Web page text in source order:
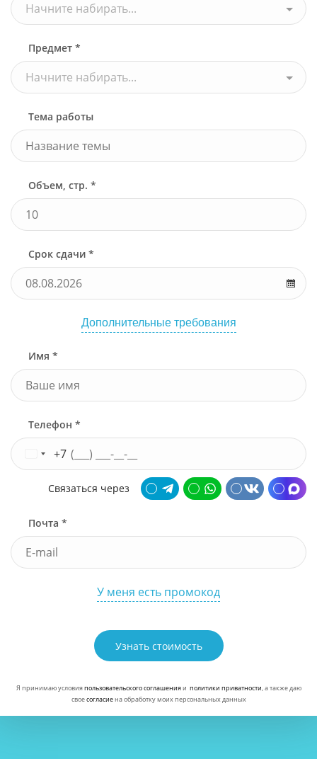
Начните набирать...
Предмет *
Начните набирать...
Тема работы
Объем, стр. *
Срок сдачи *
Дополнительные требования
Имя *
Телефон *
+7
Связаться через
Почта *
У меня есть промокод
Узнать стоимость
Я принимаю условияпользовательского соглашенияи политики приватности, а также даю
своесогласиена обработку моих персональных данных